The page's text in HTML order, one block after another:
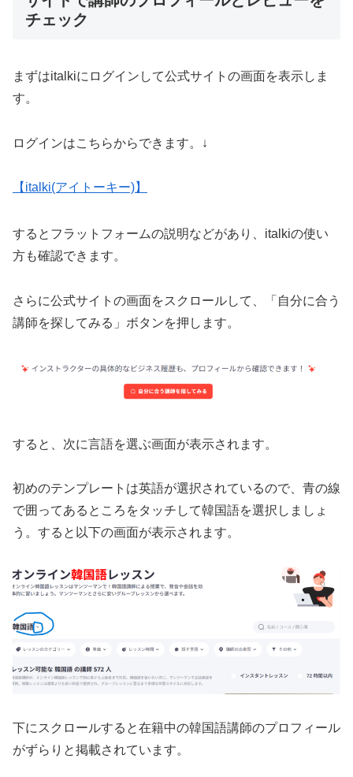
チェック
まずはitalkiにログインして公式サイトの画面を表示しま
す。
ログインはこちらからできます。↓
【italki(アイトーキー)】
するとフラットフォームの説明などがあり、italkiの使い
方も確認できます。
さらに公式サイトの画面をスクロールして、「自分に合う
講師を探してみる」ボタンを押します。
すると、次に言語を選ぶ画面が表示されます。
初めのテンプレートは英語が選択されているので、青の線
で囲ってあるところをタッチして韓国語を選択しましょ
う。すると以下の画面が表示されます。
下にスクロールすると在籍中の韓国語講師のプロフィール
がずらりと掲載されています。